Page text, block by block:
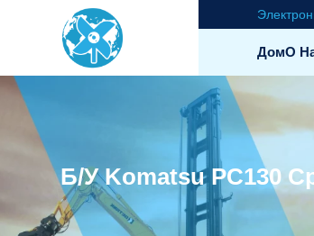
ДомО
Б/у Komatsu PC130